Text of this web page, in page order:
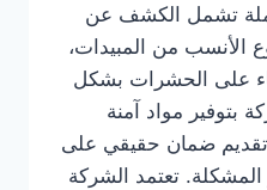
تشمل الكشف عن
الأنسب من المبيدات،
على الحشرات بشكل
بتوفير مواد آمنة
تقديم ضمان حقيقي على
تعتمد الشركة